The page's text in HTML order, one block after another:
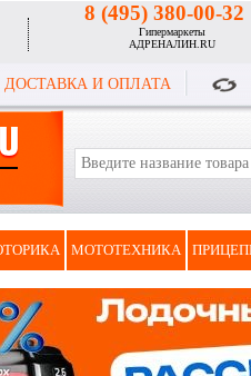
8 (495) 380-00-32
Гипермаркеты
АДРЕНАЛИН.RU
ДОСТАВКА И ОПЛАТА
МОТОТЕХНИКА